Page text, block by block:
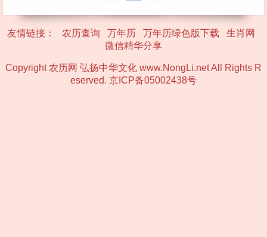
友情链接： 农历查询 万年历 万年历绿色版下载
生肖网
微信精华分享
Copyright 农历网 弘扬中华文化 www.NongLi.net All Rights R
eserved. 京ICP备05002438号